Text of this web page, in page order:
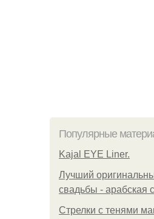
Популярные
Kajal EYE Liner.
Лучший
свадьбы - арабская
Стрелки с тенями